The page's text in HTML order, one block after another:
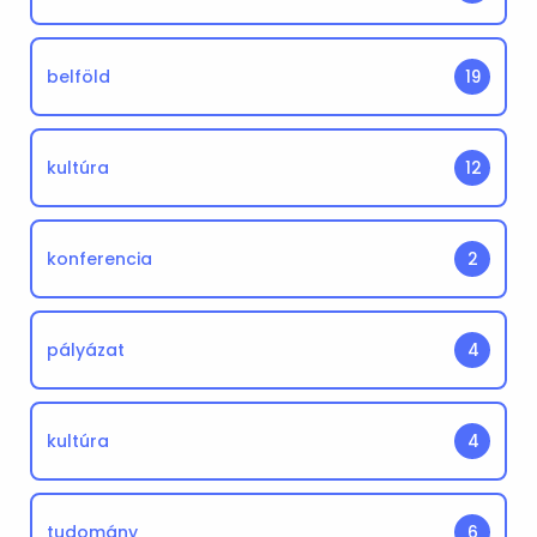
belföld 19
kultúra 12
konferencia 2
pályázat 4
kultúra 4